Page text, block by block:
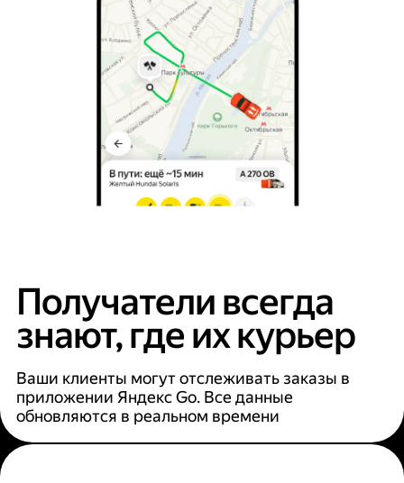
Получатели всегда
знают, где их курьер
Ваши клиенты могут отслеживать заказы в
приложении Яндекс Go. Все данные
обновляются в реальном времени